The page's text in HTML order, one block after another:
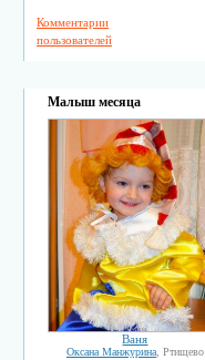
Комментарии
пользователей
Малыш месяца
Ваня
Оксана Манжурина, Ртищево